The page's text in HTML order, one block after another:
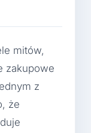
mitów,
zakupowe
z
że